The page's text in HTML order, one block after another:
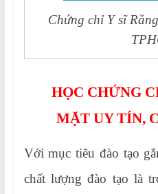
Chứng chỉ Y sĩ
HỌC CHỨNG
MẶT UY TÍN,
Với mục tiêu đào tạo
chất lượng đào tạo là